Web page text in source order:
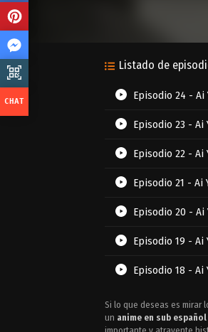
Listado de
Episodio 24 - Ai
Episodio 23 - Ai
Episodio 22 - Ai
Episodio 21 - Ai
Episodio 20 - Ai
Episodio 19 - Ai
Episodio 18 - Ai
Episodio 17 - Ai
Episodio 16 - Ai
Si lo que deseas es mirar
un anime en sub español